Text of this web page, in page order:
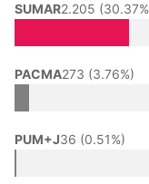
SUMAR2.205
PACMA273 (3.76%)
PUM+J36 (0.51%)